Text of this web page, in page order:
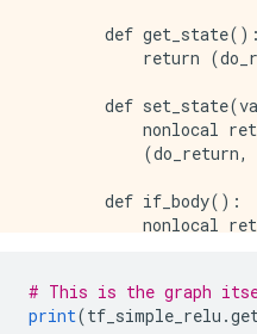
        def get_state():
return
def
nonlocal
(do_return,
        def if_body():
nonlocal
retval_
            except:
# This is the graph
print(tf_simple_relu .